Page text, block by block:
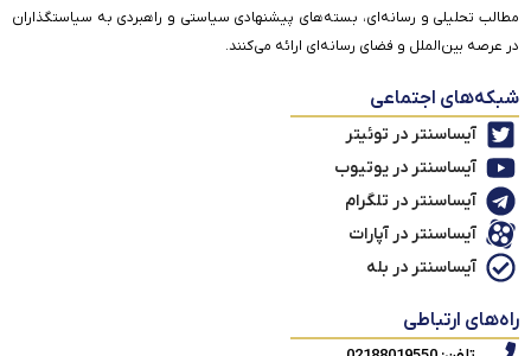
مطالب تحلیلی و رسانه‌ای، بسته‌های پیشنهادی سیاستی و راهبردی به سیاستگذاران
در عرصه بین‌الملل و فضای رسانه‌ای ارائه می‌کنند.
شبکه‌های اجتماعی
آیساسنتر در توئیتر
آیساسنتر در یوتیوب
آیساسنتر در تلگرام
آیساسنتر در آپارات
آیساسنتر در بله
راه‌های ارتباطی